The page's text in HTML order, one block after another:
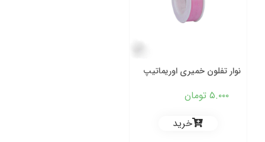
نوار تفلون خمیری اوریماتیپ
۵.۰۰۰ تومان
خرید